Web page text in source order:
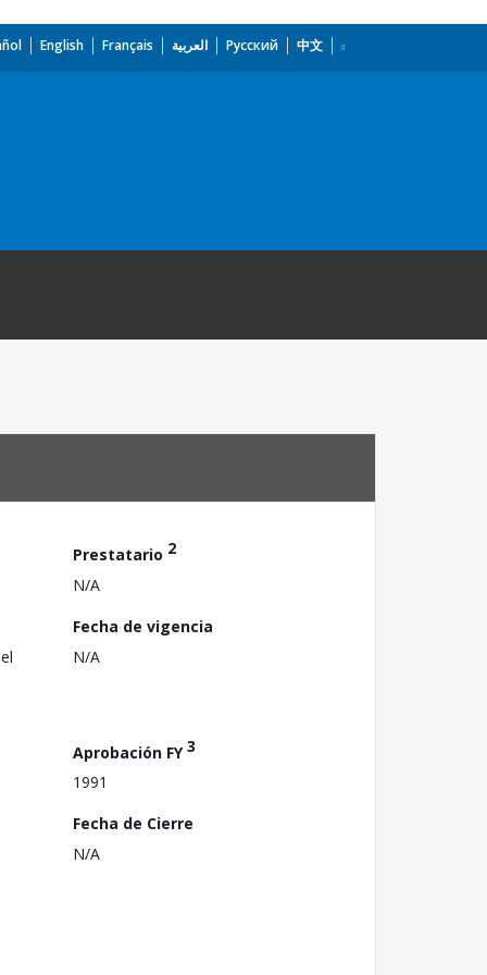
English Français العربية Русский 中文
Prestatario 2
N/A
Fecha de vigencia
N/A
Aprobación FY3
1991
Fecha de Cierre
N/A